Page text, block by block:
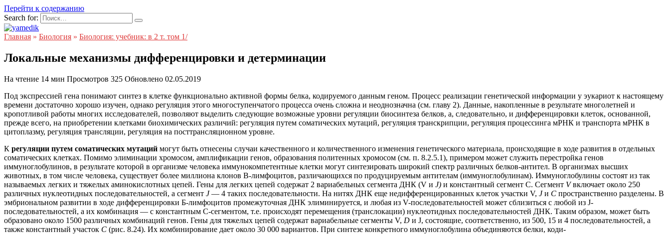
Перейти к содержанию
Search for:
Главная » Биология » Биология: учебник: в 2 т. том 1/
Локальные механизмы дифференцировки и детерминации
На чтение 14 мин Просмотров 325 Обновлено 02.05.2019
Под экспрессией гена понимают синтез в клетке функционально активной формы белка, кодируемого данным геном. Процесс реализации генетической информации у эукариот к настоящему
времени достаточно хорошо изучен, однако регуляция этого многоступенчатого процесса очень сложна и неоднозначна (см. главу 2). Данные, накопленные в результате многолетней и
кропотливой работы многих исследователей, позволяют выделить следующие возможные уровни регуляции биосинтеза белков, а, следовательно, и дифференцировки клеток, основанной,
прежде всего, на приобретении клетками биохимических различий: регуляция путем соматических мутаций, регуляция транскрипции, регуляция процессинга мРНК и транспорта мРНК в
цитоплазму, регуляция трансляции, регуляция на посттрансляционном уровне.
К регуляции путем соматических мутаций могут быть отнесены случаи качественного и количественного изменения генетического материала, происходящие в ходе развития в отдельных
соматических клетках. Помимо элиминации хромосом, амплификации генов, образования политенных хромосом (см. п. 8.2.5.1), примером может служить перестройка генов
иммуноглобулинов, в результате которой в организме человека иммунокомпетентные клетки могут синтезировать широкий спектр различных белков-антител. В организмах высших
животных, в том числе человека, существует более миллиона клонов В-лимфоцитов, различающихся по продуцируемым антителам (иммуноглобулинам). Иммуноглобулины состоят из так
называемых легких и тяжелых аминокислотных цепей. Гены для легких цепей содержат 2 вариабельных сегмента ДНК (V и J) и константный сегмент С. Сегмент Vвключает около 250
различных нуклеотидных последовательностей, а сегмент J— 4 таких последовательности. На нитях ДНК еще недифференцированных клеток участки V, Jи С пространственно разделены. В
эмбриональном развитии в ходе дифференцировки Б-лимфоцитов промежуточная ДНК элиминируется, и любая из V-последовательностей может сблизиться с любой из J-
последовательностей, а их комбинация — с константным С-сегментом, т.е. происходят перемещения (транслокации) нуклеотидных последовательностей ДНК. Таким образом, может быть
образовано около 1500 различных комбинаций генов. Гены для тяжелых цепей содержат вариабельные сегменты V, D и J, состоящие, соответственно, из 500, 15 и 4 последовательностей, а
также константный участок С (рис. 8.24). Их комбинирование дает около 30 000 вариантов. При синтезе конкретного иммуноглобулина объединяются белки, коди-